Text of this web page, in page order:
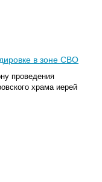
в зоне СВО
проведения
храма иерей